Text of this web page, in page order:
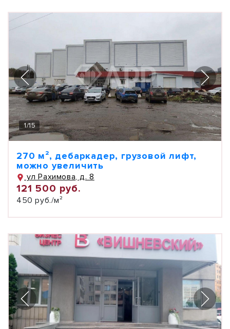
1/15
270 м², дебаркадер, грузовой лифт,
можно увеличить
ул Рахимова, д. 8
121 500 руб.
450 руб./м²